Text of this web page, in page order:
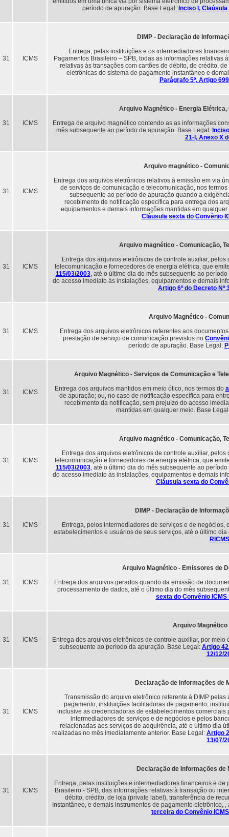
período de apuração. Base Legal: Inciso I,
31 ICMS
DIMP - Declaração de
Entrega, pelas instituições e os intermediadores
Pagamentos Brasileiro – SPB, todas as informações
relativas às transações com cartões de débito, de crédito,
eletrônicas do sistema de pagamento instantâneo e
Parágrafo 5º, Artigo
31 ICMS
Arquivo Magnético - Energia
Entrega de arquivo magnético contendo as as informações
mês subsequente ao período de apuração. Base Legal:
21-I, Anexo X
31 ICMS
Arquivo magnético -
Entrega dos arquivos eletrônicos relativos à emissão em via
de serviços de comunicação e telecomunicação, nos
subsequente ao período de apuração quando a
recebimento de notificação específica para entrega dos
equipamentos e demais informações mantidas em
Cláusula sexta do Convênio
31 ICMS
Arquivo magnético - Comunicação,
Entrega dos arquivos eletrônicos de controle auxiliar,
telecomunicação e fornecedores de energia elétrica, que
115/03/2003, até o último dia do mês subsequente ao
do acesso imediato às instalações, equipamentos e demais
Artigo 6º do Decreto Nº
31 ICMS
Arquivo Magnético -
Entrega dos arquivos eletrônicos referentes aos
prestação de serviço de comunicação previstos no
período de apuração. Base Legal:
31 ICMS
Arquivo Magnético - Serviços de Comunicação e
Entrega dos arquivos mantidos em meio ótico, nos termos do
de apuração; ou, no caso de notificação específica para
recebimento da notificação, sem prejuízo do acesso
mantidas em qualquer meio. Base
31 ICMS
Arquivo magnético - Comunicação,
Entrega dos arquivos eletrônicos de controle auxiliar,
telecomunicação e fornecedores de energia elétrica, que
115/03/2003, até o último dia do mês subsequente ao
do acesso imediato às instalações, equipamentos e demais
Cláusula sexta do
31 ICMS
DIMP - Declaração de
Entrega, pelos intermediadores de serviços e de
estabelecimentos e usuários de seus serviços, até o último
31 ICMS
Arquivo Magnético - Emissores de
Entrega dos arquivos gerados quando da emissão de
processamento de dados, até o último dia do mês
sexta do Convênio ICMS
31 ICMS
Arquivo
Entrega dos arquivos eletrônicos de controle auxiliar, por
subsequente ao período da apuração. Base Legal: Artigo
12/12/
31 ICMS
Declaração de Informações de
Transmissão do arquivo eletrônico referente à DIMP
pagamento, instituições facilitadoras de pagamento,
inclusive as credenciadoras de estabelecimentos
intermediadores de serviços e de negócios e pelos
relacionadas aos serviços de adquirência, até o último dia
realizadas no mês imediatamente anterior. Base Legal: Artigo
13/07/
31 ICMS
Declaração de Informações de
Entrega, pelas instituições e intermediadores financeiros e
Brasileiro - SPB, das informações relativas à transação ou
débito, crédito, de loja (private label), transferência de
Instantâneo, e demais instrumentos de pagamento
terceira do Convênio